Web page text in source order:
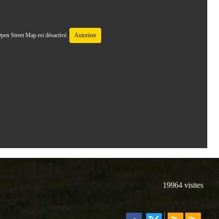
Street Map est désactivé. Autoriser
19964 visites